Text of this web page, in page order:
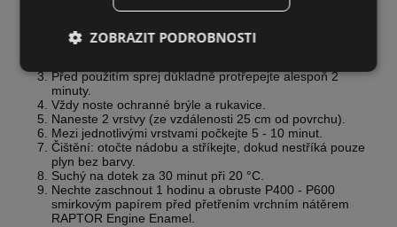
oblasti.
Povrch přebruste brusným papírem P180 - P220 a znovu
Před použitím sprej důkladně protřepejte alespoň 2
minuty.
Vždy noste ochranné brýle a rukavice.
Naneste 2 vrstvy (ze vzdálenosti 25 cm od povrchu).
Mezi jednotlivými vrstvami počkejte 5 - 10 minut.
Čištění: otočte nádobu a stříkejte, dokud nestříká pouze
plyn bez barvy.
Suchý na dotek za 30 minut při 20 °C.
Nechte zaschnout 1 hodinu a obruste P400 - P600
smirkovým papírem před přetřením vrchním nátěrem
RAPTOR Engine Enamel.
ZOBRAZIT PODROBNOSTI